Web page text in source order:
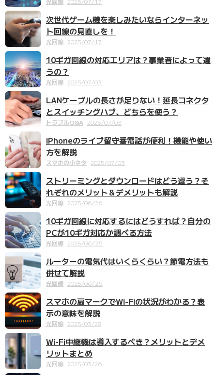
次世代ゲーム機を楽しみたいならインターネッ
ト回線の見直しを！
光回線 2025/07/17
10ギガ回線の対応エリアは？事業者によって違
うの？
光回線 2025/07/03
LANケーブルの長さが足りない！延長コネクタ
とスイッチングハブ、どちらを使う？
トラブルQ&A 2025/07/03
iPhoneのライブ留守番電話が便利！機能や使い
方を解説
スマホの小ネタ 2025/07/03
ストリーミングとダウンロードはどう違う？そ
れぞれのメリット＆デメリットも解説
光回線 2025/06/26
10ギガ回線に対応するにはどうすれば？自分の
PCが10ギガ対応か調べる方法
光回線 2025/06/26
ルーターの電気代はいくらくらい？節電方法も
併せて解説
光回線 2025/06/26
スマホの扇マークでWi-Fiの状況がわかる？表
示の意味を解説
光回線 2025/03/28
Wi-Fi中継機は導入するべき？メリットとデメ
リットまとめ
光回線 2025/03/26